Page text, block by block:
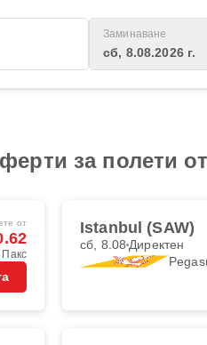
Заминаване
сб, 8.08.2026 г.
за полети
от Istanbul (SAW)
сб, 8.08 Директен